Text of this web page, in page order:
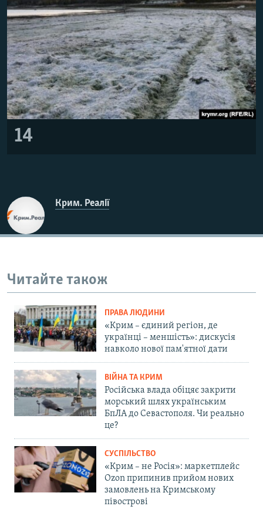
14
Крим. Реалії
Читайте також
ПРАВА ЛЮДИНИ
«Крим – єдиний регіон, де
українці – меншість»: дискусія
навколо нової пам'ятної дати
ВІЙНА ТА КРИМ
Російська влада обіцяє закрити
морський шлях українським
БпЛА до Севастополя. Чи реально
це?
СУСПІЛЬСТВО
«Крим – не Росія»: маркетплейс
Ozon припинив прийом нових
замовлень на Кримському
півострові